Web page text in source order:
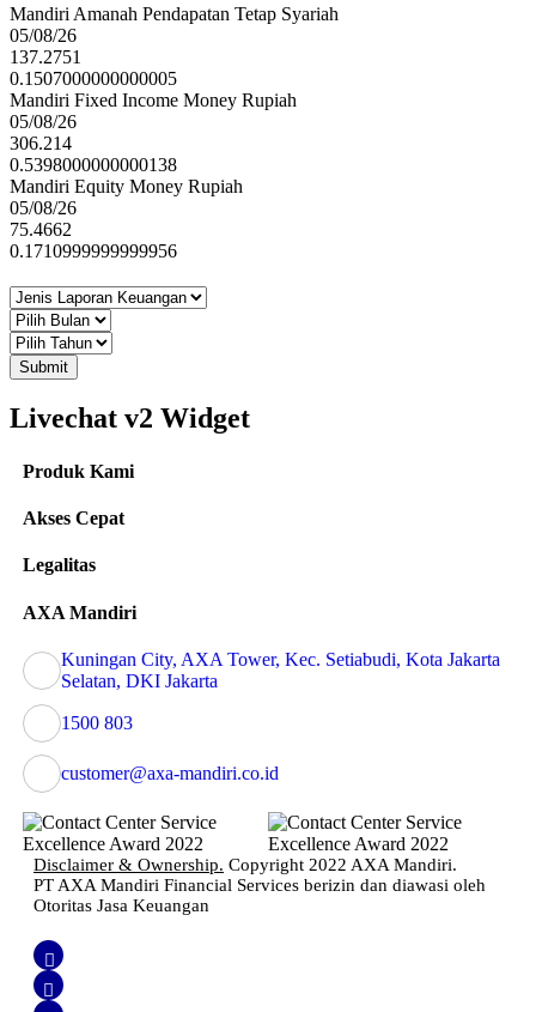
Mandiri Amanah Pendapatan Tetap Syariah
05/08/26
137.2751
0.1507000000000005
Mandiri Fixed Income Money Rupiah
05/08/26
306.214
0.5398000000000138
Mandiri Equity Money Rupiah
05/08/26
75.4662
0.1710999999999956
Submit
Livechat v2 Widget
Produk Kami
Akses Cepat
Legalitas
AXA Mandiri
Kuningan City, AXA Tower, Kec. Setiabudi, Kota Jakarta
Selatan, DKI Jakarta
1500 803
customer@axa-mandiri.co.id
Disclaimer & Ownership. Copyright 2022 AXA Mandiri.
PT AXA Mandiri Financial Services berizin dan diawasi oleh
Otoritas Jasa Keuangan